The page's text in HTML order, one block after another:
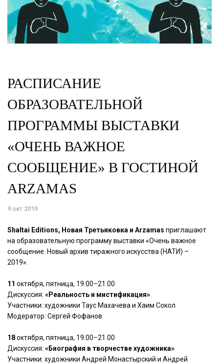
РАСПИСАНИЕ
ОБРАЗОВАТЕЛЬНОЙ
ПРОГРАММЫ ВЫСТАВКИ
«ОЧЕНЬ ВАЖНОЕ
СООБЩЕНИЕ» В ГОСТИНОЙ
ARZAMAS
9 окт 2019
Shaltai Editions, Новая Третьяковка и Arzamas приглашают
на образовательную программу выставки «Очень важное
сообщение. Новый архив тиражного искусства (НАТИ) –
2019».
11 октября, пятница, 19.00–21.00
Дискуссия: «Реальность и мистификация»
Участники: художники Таус Махачева и Хаим Сокол
Модератор: Сергей Фофанов
18октября, пятница, 19.00–21.00
Дискуссия: «Биография в творчестве художника»
Участники: художники Андрей Монастырский и Андрей